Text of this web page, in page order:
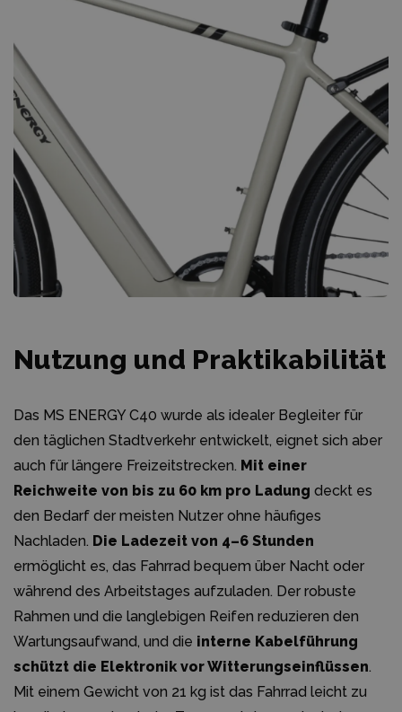
Nutzung und Praktikabilität
Das MS ENERGY C40 wurde als idealer Begleiter für
den täglichen Stadtverkehr entwickelt, eignet sich aber
auch für längere Freizeitstrecken. Mit einer
Reichweite von bis zu 60 km pro Ladung deckt es
den Bedarf der meisten Nutzer ohne häufiges
Nachladen. Die Ladezeit von 4–6 Stunden
ermöglicht es, das Fahrrad bequem über Nacht oder
während des Arbeitstages aufzuladen. Der robuste
Rahmen und die langlebigen Reifen reduzieren den
Wartungsaufwand, und die interne Kabelführung
schützt die Elektronik vor Witterungseinflüssen.
Mit einem Gewicht von 21 kg ist das Fahrrad leicht zu